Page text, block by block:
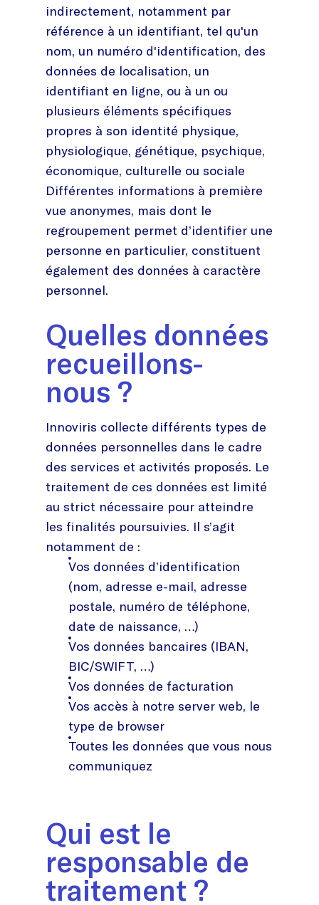
indirectement, notamment par
référence à un identifiant, tel qu'un
nom, un numéro d'identification, des
données de localisation, un
identifiant en ligne, ou à un ou
plusieurs éléments spécifiques
propres à son identité physique,
physiologique, génétique, psychique,
économique, culturelle ou sociale
Différentes informations à première
vue anonymes, mais dont le
regroupement permet d’identifier une
personne en particulier, constituent
également des données à caractère
personnel.
Quelles données
recueillons-
nous ?
Innoviris collecte différents types de
données personnelles dans le cadre
des services et activités proposés. Le
traitement de ces données est limité
au strict nécessaire pour atteindre
les finalités poursuivies. Il s’agit
notamment de :
Vos données d’identification
(nom, adresse e-mail, adresse
postale, numéro de téléphone,
date de naissance, …)
Vos données bancaires (IBAN,
BIC/SWIFT, …)
Vos données de facturation
Vos accès à notre server web, le
type de browser
Toutes les données que vous nous
communiquez
Qui est le
responsable de
traitement ?